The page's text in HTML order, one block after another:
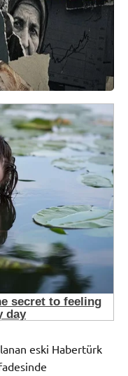
eski Habertürk